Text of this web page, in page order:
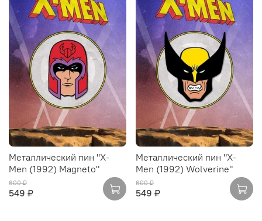
Металлический пин "X-
Men (1992) Magneto"
600 ₽
549 ₽
Металлический пин "X-
Men (1992) Wolverine"
600 ₽
549 ₽